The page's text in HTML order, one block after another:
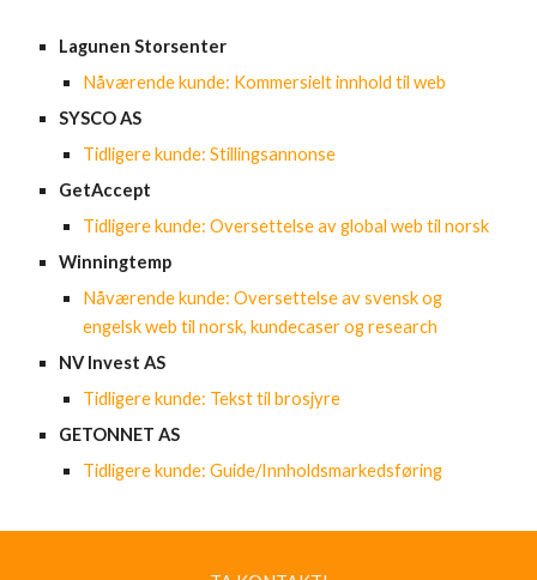
Lagunen Storsenter
Nåværende kunde: Kommersielt innhold til web
SYSCO AS
Tidligere kunde: Stillingsannonse
GetAccept
Tidligere kunde: Oversettelse av global web til norsk
Winningtemp
Nåværende kunde: Oversettelse av svensk og
engelsk web til norsk, kundecaser og research
NV Invest AS
Tidligere kunde: Tekst til brosjyre
GETONNET AS
Tidligere kunde: Guide/Innholdsmarkedsføring